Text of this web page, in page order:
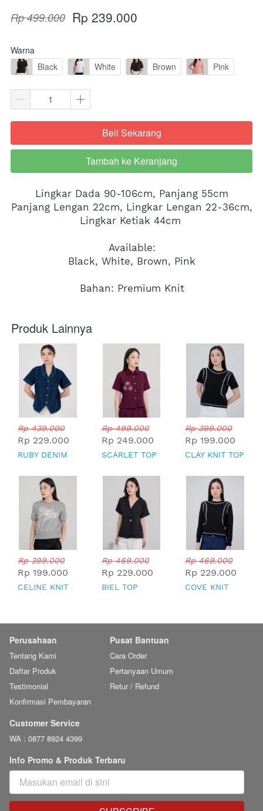
Rp 499.000 Rp 239.000
Warna
Black
White Brown Pink
`Beli Sekarang
`
Tambah ke Keranjang
Lingkar Dada 90-106cm, Panjang 55cm
Panjang Lengan 22cm, Lingkar Lengan 22-36cm,
Lingkar Ketiak 44cm
Available:
Black, White, Brown, Pink
Bahan: Premium Knit
Produk Lainnya
Rp 439.000
Rp 229.000
RUBY DENIM
Rp 499.000
Rp 249.000
SCARLET TOP
Rp 399.000
Rp 199.000
CLAY KNIT TOP
Rp 399.000
Rp 199.000
CELINE KNIT
Rp 469.000
Rp 229.000
BIEL TOP
Rp 469.000
Rp 229.000
COVE KNIT
Perusahaan
Tentang Kami
Daftar Produk
Testimonial
Konfirmasi Pembayaran
Pusat Bantuan
Cara Order
Pertanyaan Umum
Retur / Refund
Customer Service
WA : 0877 8924 4399
Info Promo & Produk Terbaru